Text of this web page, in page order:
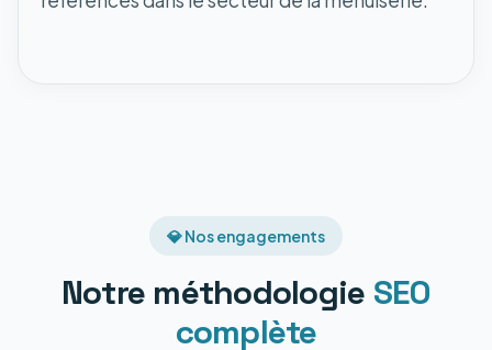
💎 Nos engagements
Notre méthodologie SEO
complète